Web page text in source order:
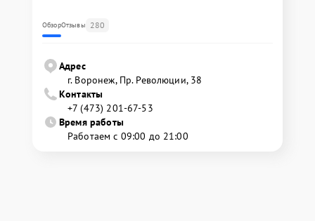
ОбзорОтзывы 280
Адрес
г. Воронеж, Пр. Революции, 38
Контакты
+7 (473) 201-67-53
Время работы
Работаем с 09:00 до 21:00